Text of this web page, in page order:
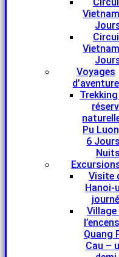
Voyages
d’aventure
Pu
6
Nuits
Visite
Hanoi-
Village
Quang
Cau –